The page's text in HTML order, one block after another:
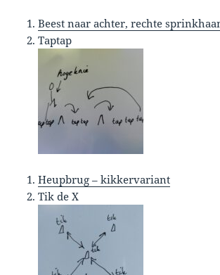
Beest naar achter, rechte
Taptap
Heupbrug – kikkervariant
Tik de X